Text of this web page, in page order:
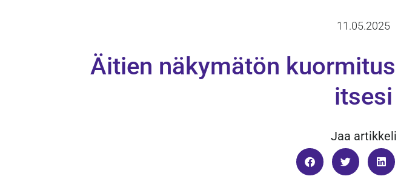
11.05.2025
Äitien näkymätön
itsesi
Jaa artikkeli